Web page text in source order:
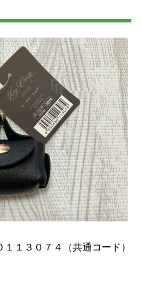
１３０７４（共通コード）